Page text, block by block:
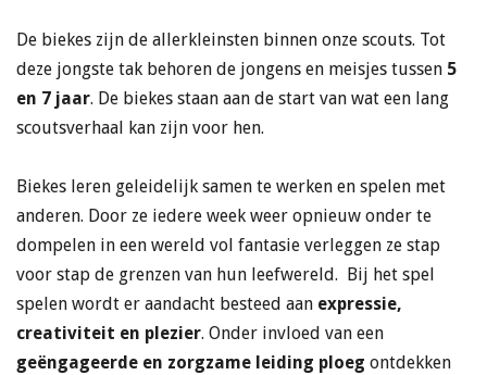
De biekes zijn de allerkleinsten binnen onze scouts. Tot
deze jongste tak behoren de jongens en meisjes tussen 5
en 7 jaar. De biekes staan aan de start van wat een lang
scoutsverhaal kan zijn voor hen.
Biekes leren geleidelijk samen te werken en spelen met
anderen. Door ze iedere week weer opnieuw onder te
dompelen in een wereld vol fantasie verleggen ze stap
voor stap de grenzen van hun leefwereld. Bij het spel
spelen wordt er aandacht besteed aan expressie,
creativiteit en plezier. Onder invloed van een
geëngageerde en zorgzame leiding ploeg ontdekken